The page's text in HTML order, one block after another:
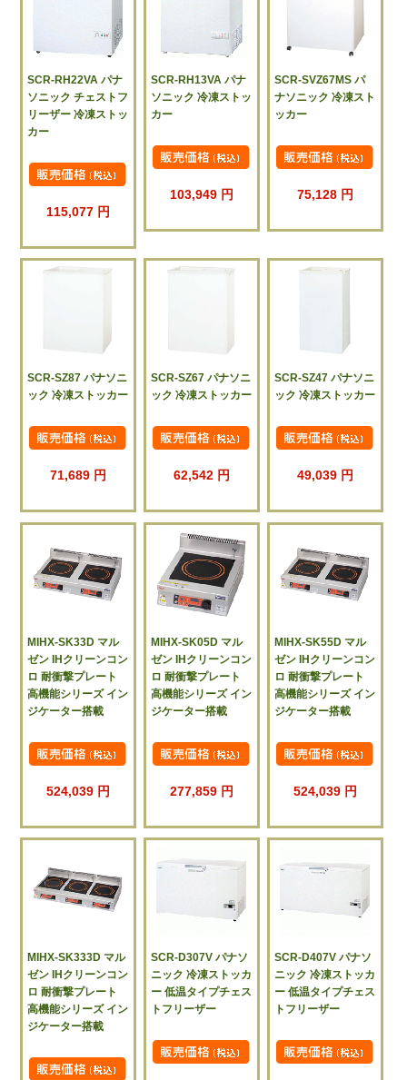
SCR-RH22VA パナ
ソニック チェストフ
リーザー 冷凍ストッ
カー
115,077 円
SCR-RH13VA パナ
ソニック 冷凍ストッ
カー
103,949 円
SCR-SVZ67MS パ
ナソニック 冷凍スト
ッカー
75,128 円
SCR-SZ87 パナソニ
ック 冷凍ストッカー
71,689 円
SCR-SZ67 パナソニ
ック 冷凍ストッカー
62,542 円
SCR-SZ47 パナソニ
ック 冷凍ストッカー
49,039 円
MIHX-SK33D マル
ゼン IHクリーンコン
ロ 耐衝撃プレート
高機能シリーズ イン
ジケーター搭載
524,039 円
MIHX-SK05D マル
ゼン IHクリーンコン
ロ 耐衝撃プレート
高機能シリーズ イン
ジケーター搭載
277,859 円
MIHX-SK55D マル
ゼン IHクリーンコン
ロ 耐衝撃プレート
高機能シリーズ イン
ジケーター搭載
524,039 円
MIHX-SK333D マル
ゼン IHクリーンコン
ロ 耐衝撃プレート
高機能シリーズ イン
ジケーター搭載
SCR-D307V パナソ
ニック 冷凍ストッカ
ー 低温タイプチェス
トフリーザー
SCR-D407V パナソ
ニック 冷凍ストッカ
ー 低温タイプチェス
トフリーザー